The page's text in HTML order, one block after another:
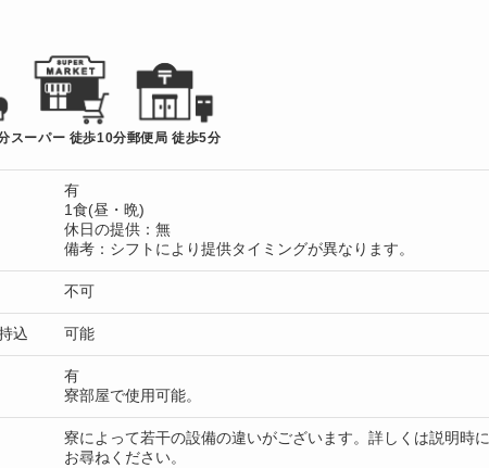
スーパー 徒歩10分郵便局 徒歩5分
有
1食(昼・晩)
休日の提供：無
備考：シフトにより提供タイミングが異なります。
不可
込 可能
有
寮部屋で使用可能。
寮によって若干の設備の違いがございます。詳しくは説明時に
お尋ねください。